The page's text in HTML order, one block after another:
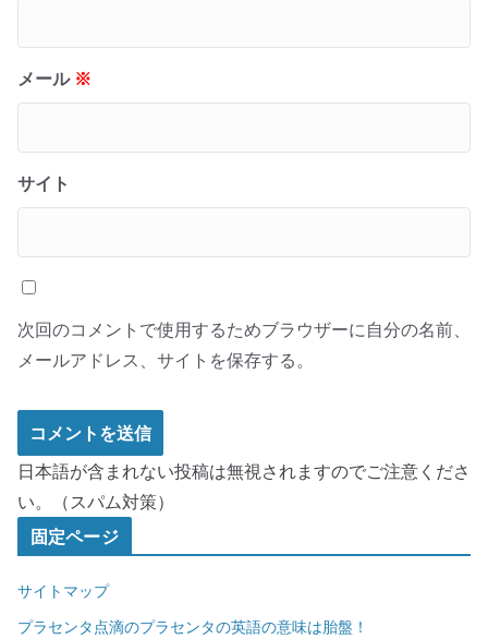
メール ※
サイト
次回のコメントで使用するためブラウザーに自分の名前、
メールアドレス、サイトを保存する。
日本語が含まれない投稿は無視されますのでご注意くださ
い。（スパム対策）
固定ページ
サイトマップ
プラセンタ点滴のプラセンタの英語の意味は胎盤！